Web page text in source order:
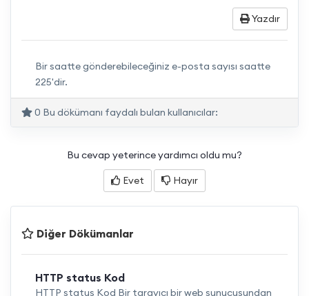
Yazdır
Bir saatte gönderebileceğiniz e-posta sayısı saatte
225'dir.
0 Bu dökümanı faydalı bulan kullanıcılar:
Bu cevap yeterince yardımcı oldu mu?
Evet Hayır
Diğer Dökümanlar
HTTP status Kod
HTTP status Kod Bir tarayıcı bir web sunucusundan